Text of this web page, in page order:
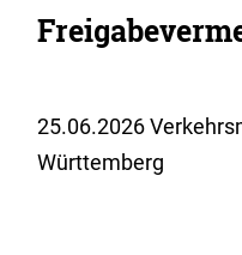
25.06.2026
Württemberg